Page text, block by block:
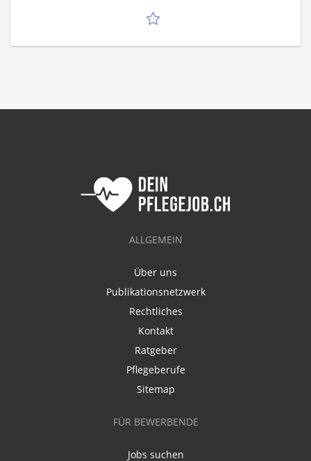
ALLGEMEIN
Über uns
Publikationsnetzwerk
Rechtliches
Kontakt
Ratgeber
Pflegeberufe
Sitemap
FÜR BEWERBENDE
Jobs suchen